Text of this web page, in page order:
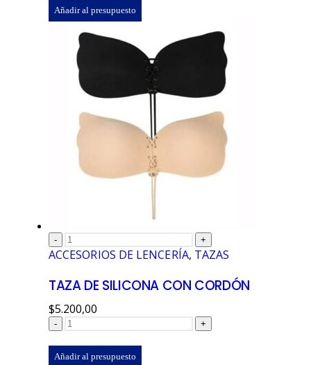
Añadir al presupuesto
- +
ACCESORIOS DE LENCERÍA, TAZAS
TAZA DE SILICONA CON CORDÓN
$5.200,00
- +
Añadir al presupuesto